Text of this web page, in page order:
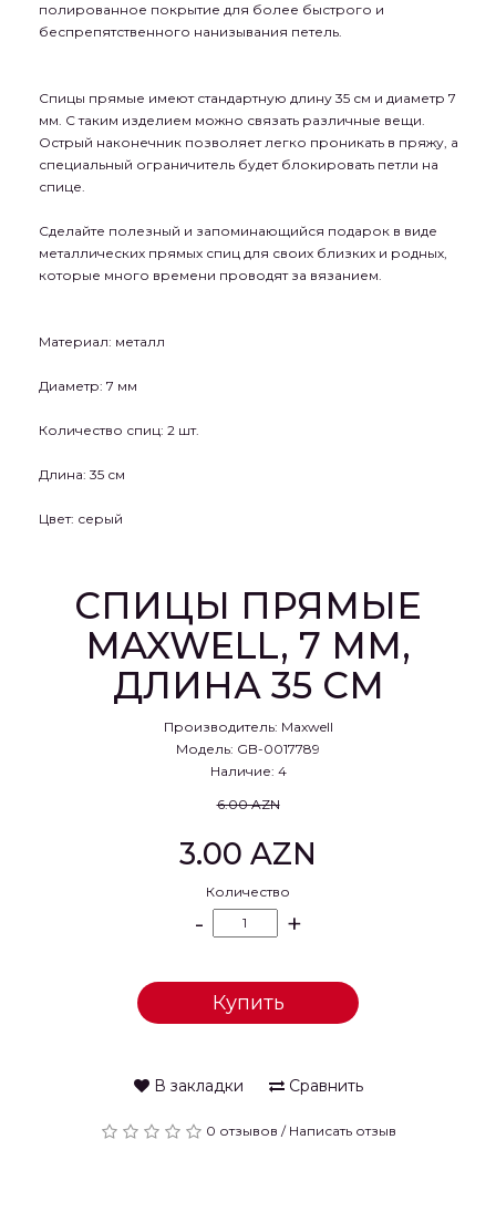
полированное покрытие для более быстрого и
беспрепятственного нанизывания петель.
Спицы прямые имеют стандартную длину 35 см и диаметр 7
мм. С таким изделием можно связать различные вещи.
Острый наконечник позволяет легко проникать в пряжу, а
специальный ограничитель будет блокировать петли на
спице.
Сделайте полезный и запоминающийся подарок в виде
металлических прямых спиц для своих близких и родных,
которые много времени проводят за вязанием.
Материал: металл
Диаметр: 7 мм
Количество спиц: 2 шт.
Длина: 35 см
Цвет: серый
СПИЦЫ ПРЯМЫЕ
MAXWELL, 7 ММ,
ДЛИНА 35 СМ
Производитель: Maxwell
Модель: GB-0017789
Наличие: 4
6.00 AZN
3.00 AZN
Количество
- +
Купить
В закладки Сравнить
0 отзывов / Написать отзыв